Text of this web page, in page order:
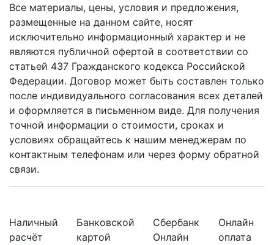
Все материалы, цены, условия и предложения,
размещенные на данном сайте, носят
исключительно информационный характер и не
являются публичной офертой в соответствии со
статьей 437 Гражданского кодекса Российской
Федерации. Договор может быть составлен только
после индивидуального согласования всех деталей
и оформляется в письменном виде. Для получения
точной информации о стоимости, сроках и
условиях обращайтесь к нашим менеджерам по
контактным телефонам или через форму обратной
связи.
Наличный
расчёт
Банковской
картой
Сбербанк
Онлайн
Онлайн
оплата